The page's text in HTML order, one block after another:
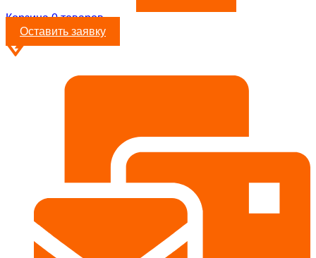
Корзина0товаров
Оставить заявку